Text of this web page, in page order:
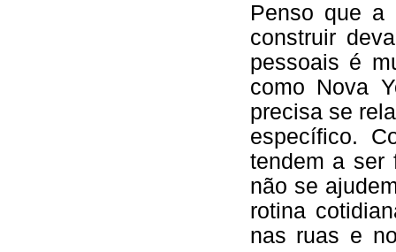
Penso que a
construir
pessoais é
como Nova
precisa se
específico.
tendem a ser
não se
rotina
nas ruas e